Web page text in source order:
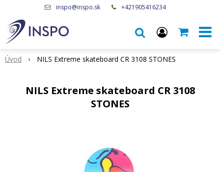
inspo@inspo.sk +421905416234
Úvod NILS Extreme skateboard CR 3108 STONES
NILS Extreme skateboard CR 3108
STONES